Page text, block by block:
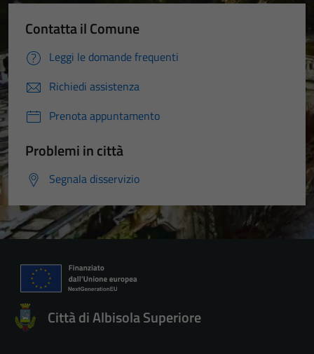
Contatta il Comune
Leggi le domande frequenti
Richiedi assistenza
Prenota appuntamento
Problemi in città
Segnala disservizio
Città di Albisola Superiore